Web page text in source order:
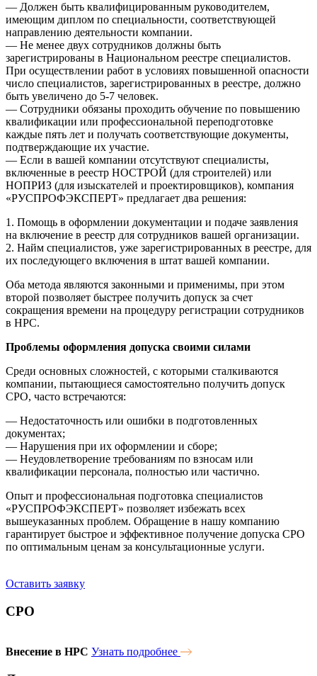
— Должен быть квалифицированным руководителем,
имеющим диплом по специальности, соответствующей
направлению деятельности компании.
— Не менее двух сотрудников должны быть
зарегистрированы в Национальном реестре специалистов.
При осуществлении работ в условиях повышенной опасности
число специалистов, зарегистрированных в реестре, должно
быть увеличено до 5-7 человек.
— Сотрудники обязаны проходить обучение по повышению
квалификации или профессиональной переподготовке
каждые пять лет и получать соответствующие документы,
подтверждающие их участие.
— Если в вашей компании отсутствуют специалисты,
включенные в реестр НОСТРОЙ (для строителей) или
НОПРИЗ (для изыскателей и проектировщиков), компания
«РУСПРОФЭКСПЕРТ» предлагает два решения:
1. Помощь в оформлении документации и подаче заявления
на включение в реестр для сотрудников вашей организации.
2. Найм специалистов, уже зарегистрированных в реестре, для
их последующего включения в штат вашей компании.
Оба метода являются законными и применимы, при этом
второй позволяет быстрее получить допуск за счет
сокращения времени на процедуру регистрации сотрудников
в НРС.
Проблемы оформления допуска своими силами
Среди основных сложностей, с которыми сталкиваются
компании, пытающиеся самостоятельно получить допуск
СРО, часто встречаются:
— Недостаточность или ошибки в подготовленных
документах;
— Нарушения при их оформлении и сборе;
— Неудовлетворение требованиям по взносам или
квалификации персонала, полностью или частично.
Опыт и профессиональная подготовка специалистов
«РУСПРОФЭКСПЕРТ» позволяет избежать всех
вышеуказанных проблем. Обращение в нашу компанию
гарантирует быстрое и эффективное получение допуска СРО
по оптимальным ценам за консультационные услуги.
Оставить заявку
СРО
Внесение в НРС Узнать подробнее